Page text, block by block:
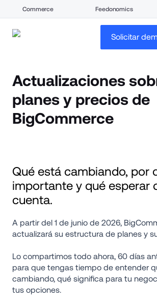
Commerce Feedonomics
Solicitar
Actualizaciones
planes y precios de
BigCommerce
Qué está cambiando, por
importante y qué esperar
cuenta.
A partir del 1 de junio de 2026,
actualizará su estructura de planes y
Lo compartimos todo ahora, 60 días
para que tengas tiempo de entender
cambiando, qué significa para tu
tus opciones.